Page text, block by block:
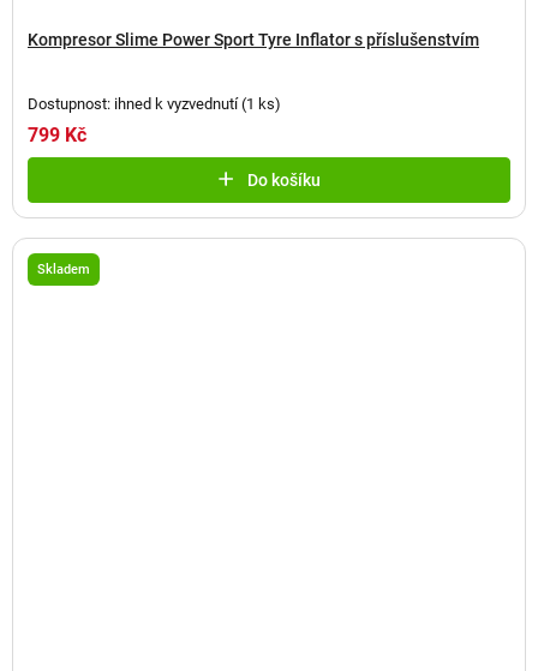
Kompresor Slime Power Sport Tyre Inflator s příslušenstvím
Dostupnost: ihned k vyzvednutí(1 ks)
799 Kč
Do košíku
Skladem